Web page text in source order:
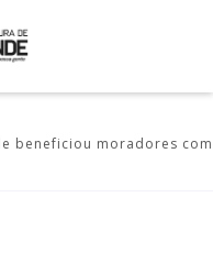
beneficiou moradores com